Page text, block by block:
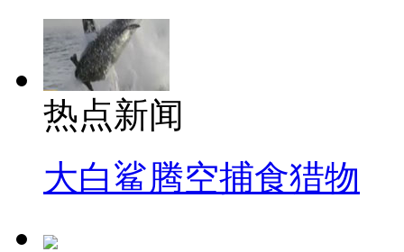
热点新闻
大白鲨腾空捕食猎物